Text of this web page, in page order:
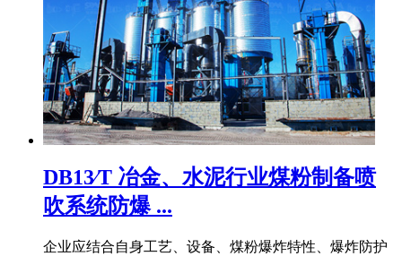
DB13∕T 冶金、水泥行业煤粉制备喷
吹系统防爆 ...
企业应结合自身工艺、设备、煤粉爆炸特性、爆炸防护